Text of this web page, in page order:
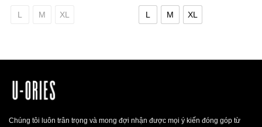
L M XL L M XL
Chúng tôi luôn trân trọng và mong đợi nhận được mọi ý kiến đóng góp từ